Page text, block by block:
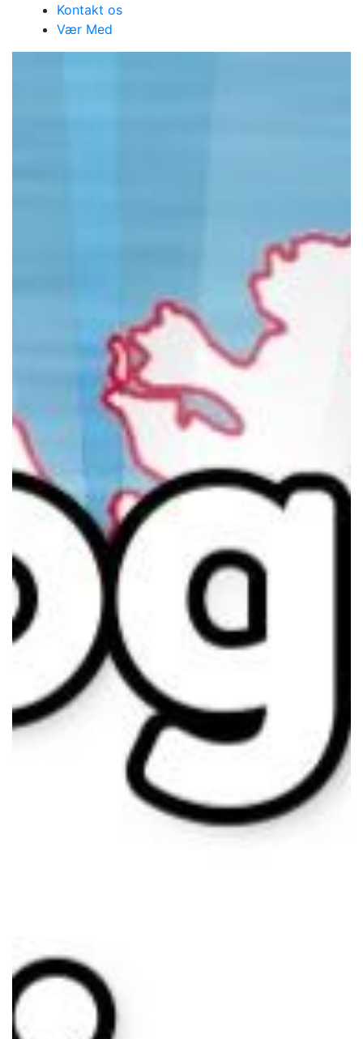
Kontakt os
Vær Med